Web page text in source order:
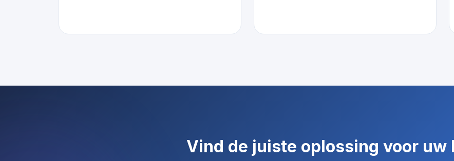
Vind de juiste oplossing voor uw